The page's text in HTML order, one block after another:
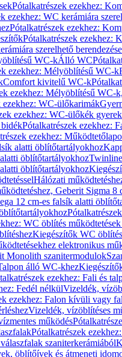
Pótalkatrészek ezekhez:
ezekhez: WC kerámiára
Pótalkatrészek ezekhez:
Pótalkatrészek ezekhez:
szerelhető
WC-kÁlló WC
ezekhez: Mélyöblítésű WC-k
Comfort kivitelű WC-k
ezekhez: Mélyöblítésű WC-
ezekhez: WC-ülőkarimák
ezekhez: WC-ülőkék
Pótalkatrészek ezekhez:
ezekhez:
alatti öblítőtartályokhoz
öblítőtartályokhoz
öblítőtartályokhoz
Hálózati
Geberit Sigma
12 cm-es falsík alatti
WC öblítés
Kiegészítők WC
elektronikus
Monolith szanitermodulok
álló WC-khez
ezekhez: Fali és
Fedél nélkülVizeldék,
ezekhez: Falon kívüli vagy
Vizeldék, vízöblítéses
működés
Pótalkatrészek
szaniterkerámiából
öblítőívek és átmeneti